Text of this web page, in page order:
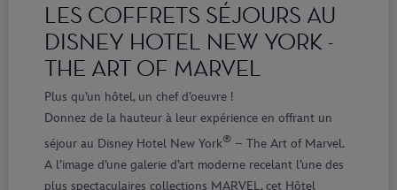
LES COFFRETS SÉJOURS AU
DISNEY HOTEL NEW YORK -
THE ART OF MARVEL
Plus qu’un hôtel, un chef d’oeuvre !
Donnez de la hauteur à leur expérience en offrant un
séjour au Disney Hotel New York® – The Art of Marvel.
A l’image d’une galerie d’art moderne recelant l’une des
plus spectaculaires collections MARVEL, cet Hôtel